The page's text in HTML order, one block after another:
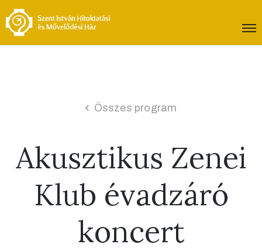
Összes program
Akusztikus Zenei
Klub évadzáró
koncert